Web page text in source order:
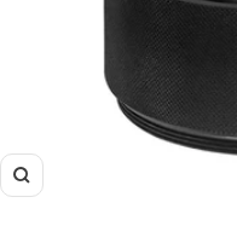
Zoom